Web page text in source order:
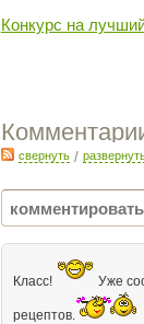
Конкурс на
свернуть/
Класс! Уже
рецептов.